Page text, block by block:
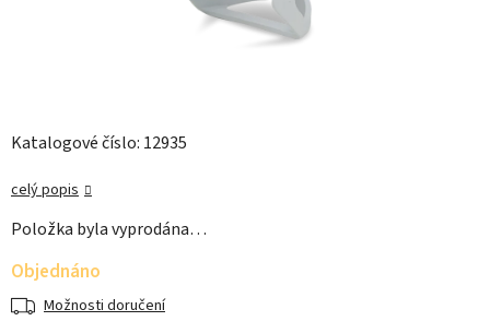
Katalogové číslo: 12935
celý popis
Položka byla vyprodána…
Objednáno
Možnosti doručení